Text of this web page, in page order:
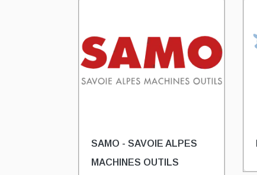
SAMO - SAVOIE ALPES
MACHINES OUTILS